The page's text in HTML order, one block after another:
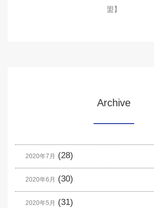
盟】
Archive
2020年7月 (28)
2020年6月 (30)
2020年5月 (31)